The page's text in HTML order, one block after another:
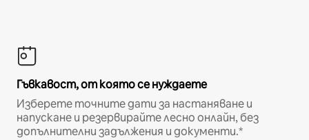
Гъвкавост, от която се нуждаете
Изберете точните дати за настаняване и
напускане и резервирайте лесно онлайн, без
допълнителни задължения и документи.*